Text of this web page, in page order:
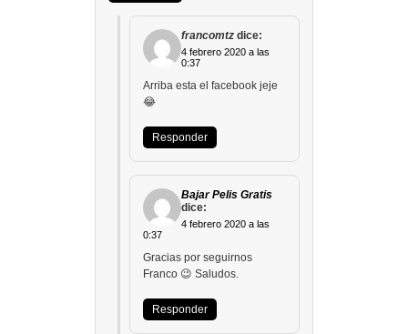
francomtz dice:
4 febrero 2020 a las
0:37
Arriba esta el facebook jeje
😂
Responder
Bajar Pelis Gratis
dice:
4 febrero 2020 a las
0:37
Gracias por seguirnos
Franco 😉 Saludos.
Responder